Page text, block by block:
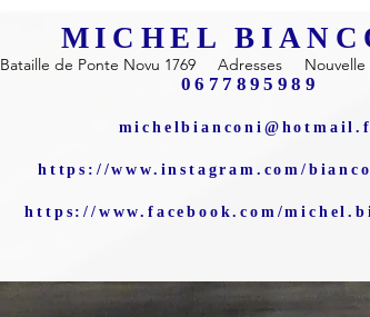
MICHEL
0677895989
https://www.instagram.com/
https://www.facebook.com/
Bataille de Ponte Novu 1769 Adresses